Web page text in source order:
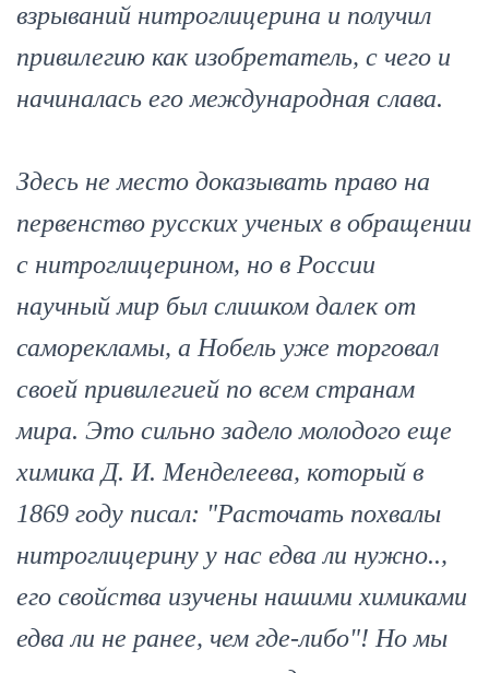
взрываний нитроглицерина и получил
привилегию как изобретатель, с чего и
начиналась его международная слава.
Здесь не место доказывать право на
первенство русских ученых в обращении
с нитроглицерином, но в России
научный мир был слишком далек от
саморекламы, а Нобель уже торговал
своей привилегией по всем странам
мира. Это сильно задело молодого еще
химика Д. И. Менделеева, который в
1869 году писал: "Расточать похвалы
нитроглицерину у нас едва ли нужно..,
его свойства изучены нашими химиками
едва ли не ранее, чем где-либо"! Но мы